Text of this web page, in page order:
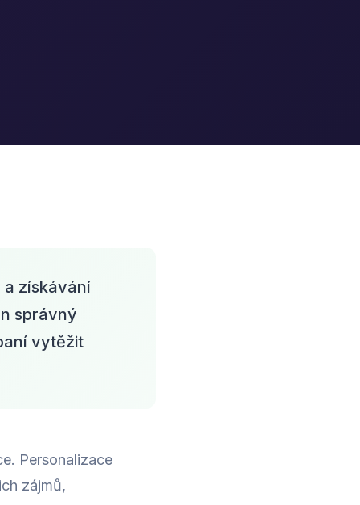
a získávání
správný
vytěžit
Personalizace
zájmů,